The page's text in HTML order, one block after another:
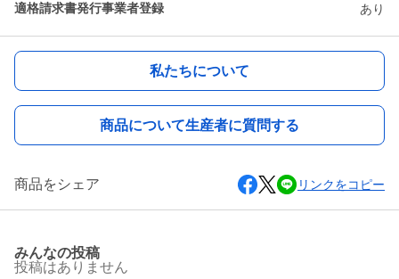
適格請求書発行事業者登録 あり
私たちについて
商品について生産者に質問する
商品をシェア リンクをコピー
みんなの投稿
投稿はありません